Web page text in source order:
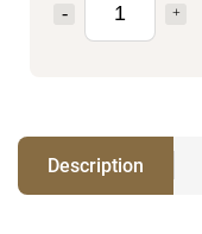
Description